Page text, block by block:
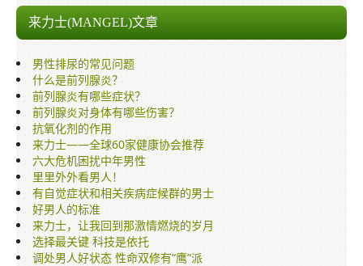
来力士胶囊
万蜂牌巴西极品蜂胶
酷钙胶囊
蓝翡翠冰河泥面膜
其他文章
网上订购
销售网络
多媒体讲座与介绍
来力士(MANGEL)文章
男性排尿的常见问题
什么是前列腺炎？
前列腺炎有哪些症状？
前列腺炎对身体有哪些伤害？
抗氧化剂的作用
来力士——全球60家健康协会推荐
六大危机困扰中年男性
里里外外看男人！
有自觉症状和相关疾病症候群的男士
好男人的标准
来力士，让我回到那激情燃烧的岁月
选择最关键 科技是依托
调处男人好状态 性命双修有“鹰”派